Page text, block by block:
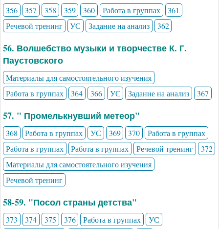
356 357 358 359 360 Работа в группах
361
Речевой тренинг
УС Задание на анализ 362
56. Волшебство музыки и творчестве К. Г.
Паустовского
Материалы для самостоятельного изучения
Работа в группах
364 366 УС Задание на анализ 367
57. " Промелькнувший метеор"
368 Работа в группах УС 369 370
Работа в группах
Работа в группах
Работа в группах Речевой тренинг
372
Материалы для самостоятельного изучения
Речевой тренинг
58-59. "Посол страны детства"
373 374 375 376 Работа в группах
УС